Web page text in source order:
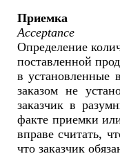
Приемка
Acceptance
Определение
поставленной
в установленные
заказом не
заказчик в
факте приемки
вправе считать,
что заказчик